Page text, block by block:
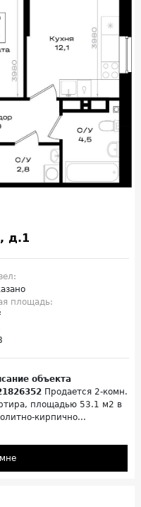
д.1
площадь:
объекта
Продается 2-комн.
площадью 53.1 м2 в
кирпично...